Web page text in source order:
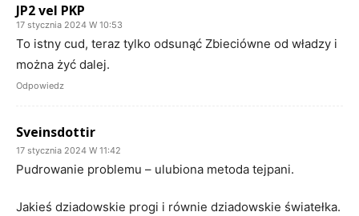
JP2 vel PKP
17 stycznia 2024 W 10:53
To istny cud, teraz tylko odsunąć Zbieciówne od władzy i
można żyć dalej.
Odpowiedz
Sveinsdottir
17 stycznia 2024 W 11:42
Pudrowanie problemu – ulubiona metoda tejpani.
Jakieś dziadowskie progi i równie dziadowskie światełka.